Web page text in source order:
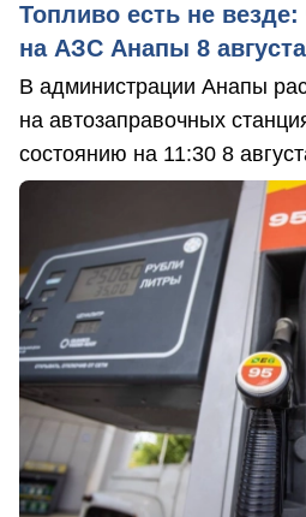
Топливо есть не
на АЗС Анапы 8 августа
В администрации Анапы
на автозаправочных
состоянию на 11:30 8